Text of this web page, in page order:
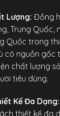
Lượng: Đồng
Trung Quốc,
Quốc trong
có nguồn gốc
chất lượng
tiêu dùng.
Kế Đa Dạng:
thiết kế đa